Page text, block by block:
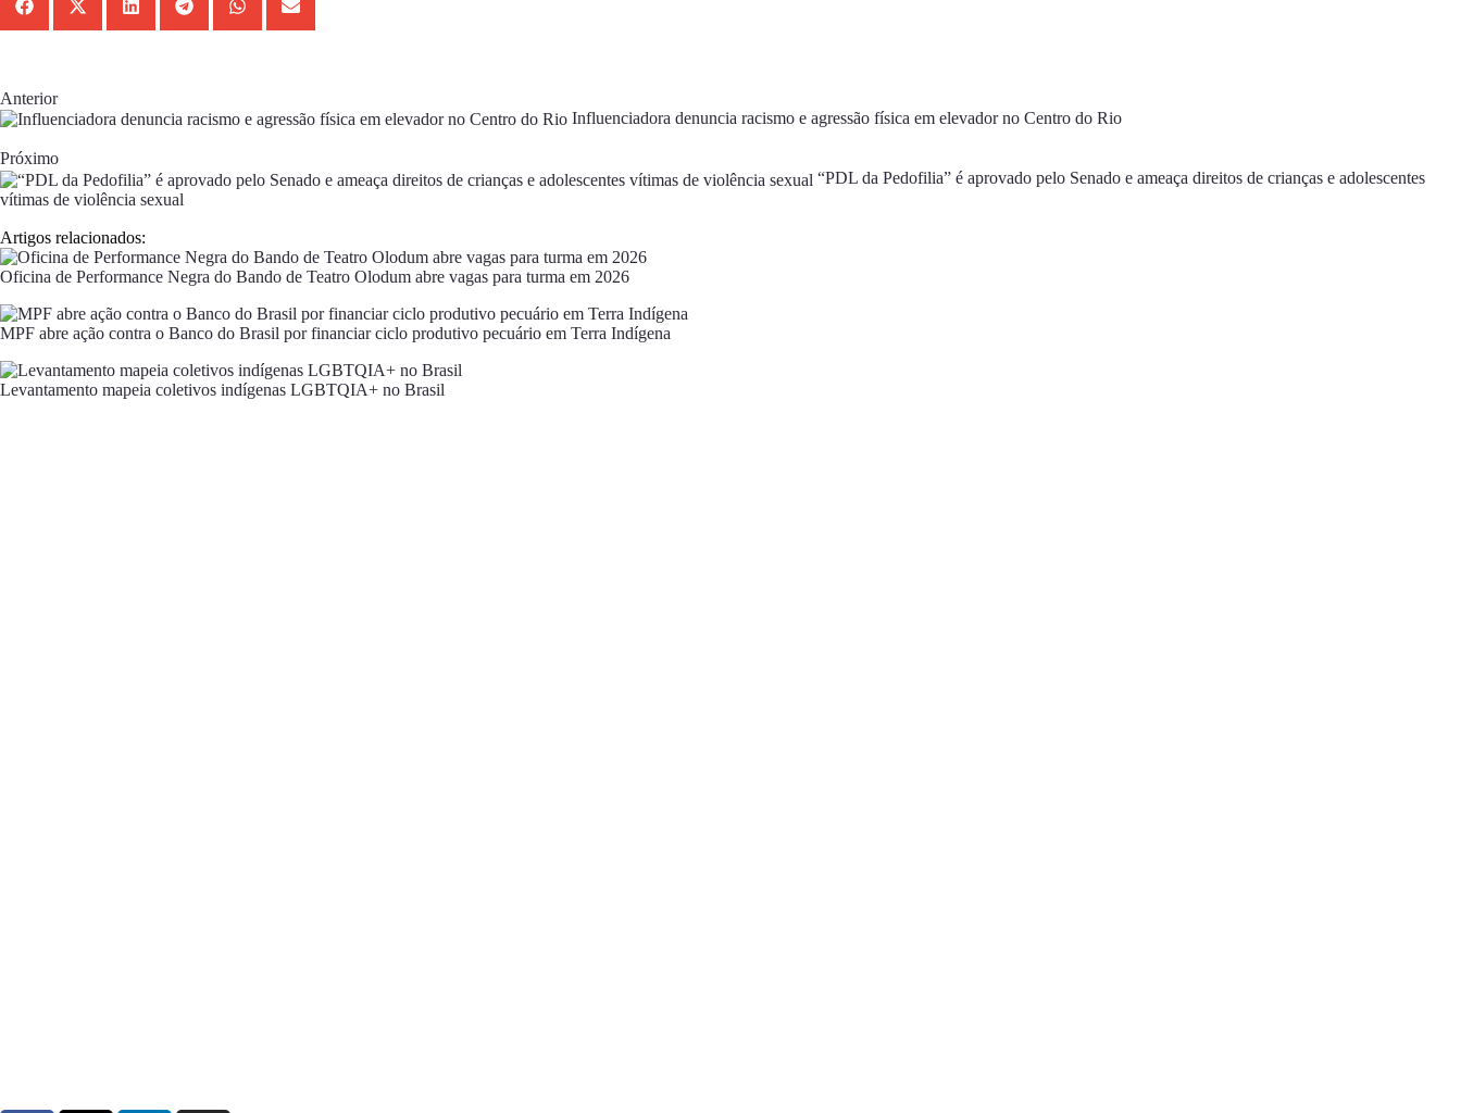
Anterior
Influenciadora denuncia racismo e agressão física em elevador no Centro do Rio
Próximo
“PDL da Pedofilia” é aprovado pelo Senado e ameaça direitos de crianças e adolescentes
vítimas de violência sexual
Artigos relacionados:
Oficina de Performance Negra do Bando de Teatro Olodum abre vagas para turma em 2026
MPF abre ação contra o Banco do Brasil por financiar ciclo produtivo pecuário em Terra Indígena
Levantamento mapeia coletivos indígenas LGBTQIA+ no Brasil